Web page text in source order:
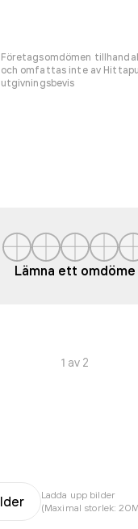
Företagsomdömen
och omfattas inte av
utgivningsbevis
Lämna ett omdöme
1 av 2
Ladda upp bilder
(Maximal storlek: